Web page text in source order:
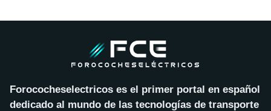
Forococheselectricos es el primer portal en español
dedicado al mundo de las tecnologías de transporte